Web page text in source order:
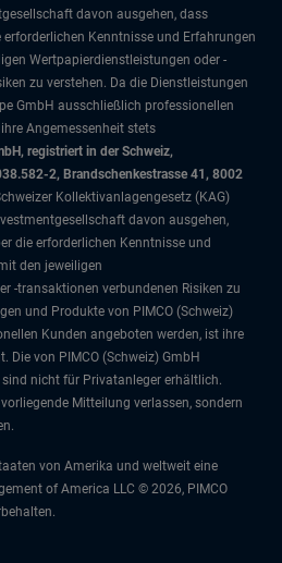
davon ausgehen, dass
Kenntnisse und Erfahrungen
Wertpapierdienstleistungen oder -
zu verstehen. Da die Dienstleistungen
GmbH ausschließlich professionellen
Angemessenheit stets
registriert in der Schweiz,
2, Brandschenkestrasse 41, 8002
Kollektivanlagengesetz (KAG)
davon ausgehen,
die erforderlichen Kenntnisse und
den jeweiligen
-transaktionen verbundenen Risiken zu
und Produkte von PIMCO (Schweiz)
Kunden angeboten werden, ist ihre
Die von PIMCO (Schweiz) GmbH
nicht für Privatanleger erhältlich.
Mitteilung verlassen, sondern
von Amerika und weltweit eine
of America LLC © 2026, PIMCO